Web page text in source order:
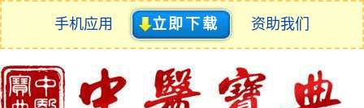
手机应用 立即下载 资助我们